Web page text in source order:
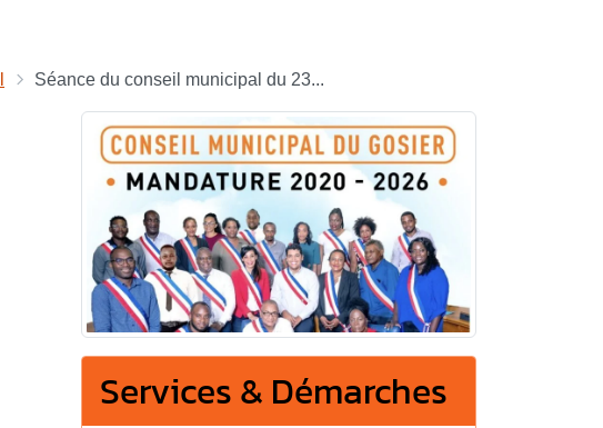
Séance du conseil municipal du 23...
Services & Démarches